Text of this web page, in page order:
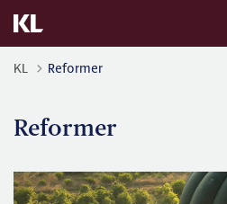
KL Reformer
Reformer